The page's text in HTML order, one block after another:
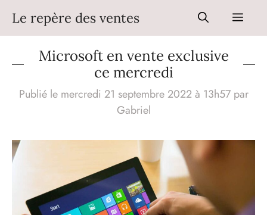
contenu
Le repère des ventes Menu
Microsoft en vente exclusive
ce mercredi
Publié le mercredi 21 septembre 2022 à 13h57 par
Gabriel